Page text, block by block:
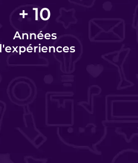
+ 10
Années